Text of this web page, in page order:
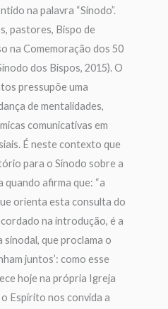
na palavra “Sínodo”.
pastores, Bispo de
na Comemoração dos 50
dos Bispos, 2015). O
pressupõe uma
de mentalidades,
comunicativas em
É neste contexto que
para o Sínodo sobre a
quando afirma que: “a
orienta esta consulta do
na introdução, é a
sinodal, que proclama o
juntos’: como esse
hoje na própria Igreja
Espírito nos convida a